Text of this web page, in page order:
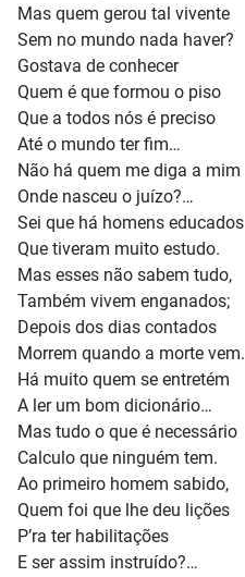
Mas quem gerou tal vivente
Sem no mundo nada haver?
Gostava de conhecer
Quem é que formou o piso
Que a todos nós é preciso
Até o mundo ter fim…
Não há quem me diga a mim
Onde nasceu o juízo?…
Sei que há homens educados
Que tiveram muito estudo.
Mas esses não sabem tudo,
Também vivem enganados;
Depois dos dias contados
Morrem quando a morte vem.
Há muito quem se entretém
A ler um bom dicionário…
Mas tudo o que é necessário
Calculo que ninguém tem.
Ao primeiro homem sabido,
Quem foi que lhe deu lições
P’ra ter habilitações
E ser assim instruído?…